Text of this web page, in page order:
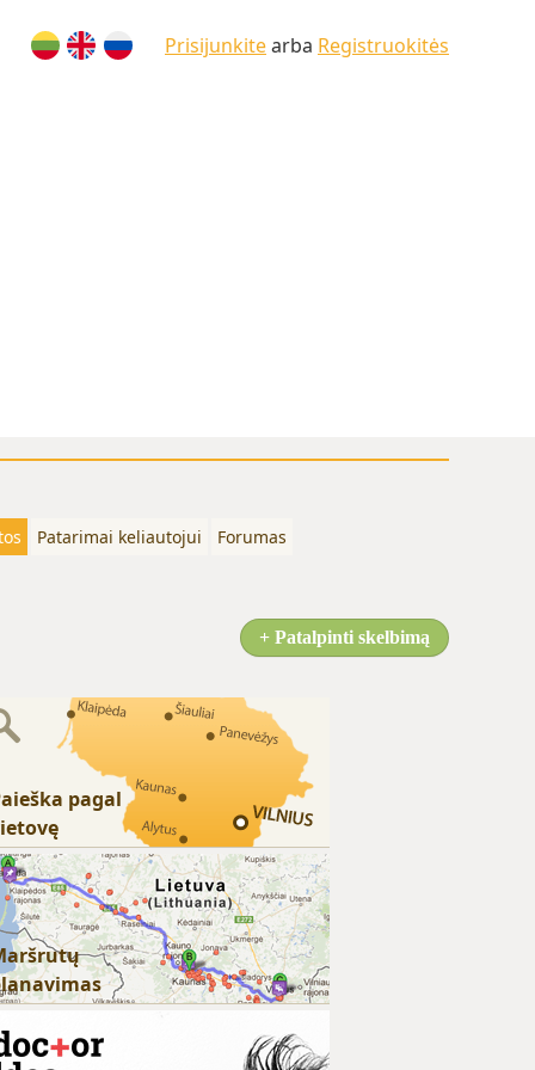
Prisijunkitearba Registruokitės
Patarimai keliautojui
Forumas
+ Patalpinti skelbimą
pagal